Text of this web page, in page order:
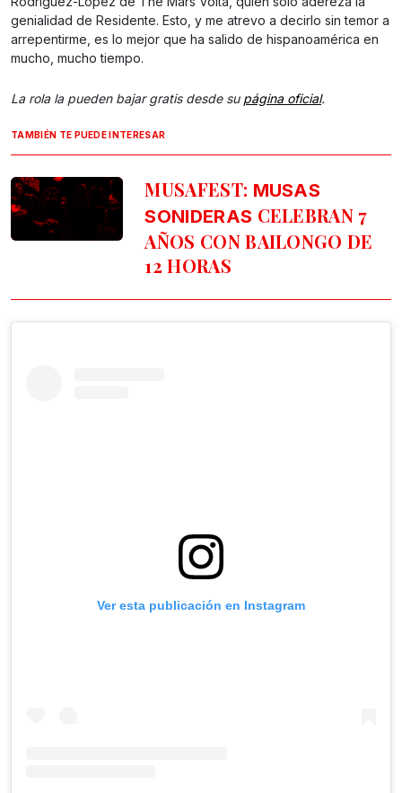
genialidad de Residente. Esto, y me atrevo a decirlo sin temor a
arrepentirme, es lo mejor que ha salido de hispanoamérica en
mucho, mucho tiempo.
La rola la pueden bajar gratis desde su página oficial.
TAMBIÉN TE PUEDE INTERESAR
MUSAFEST: MUSAS
SONIDERAS CELEBRAN 7
AÑOS CON BAILONGO DE
12 HORAS
Ver esta publicación en Instagram